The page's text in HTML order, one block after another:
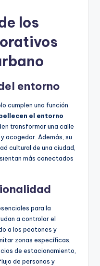
los
entorno
cumplen una función
el entorno
transformar una calle
acogedor. Además, su
cultural de una ciudad,
más conectados
para la
a controlar el
a los peatones y
zonas específicas,
de estacionamiento,
de personas y